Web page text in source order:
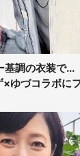
調の衣装で...
ゆづコラボに